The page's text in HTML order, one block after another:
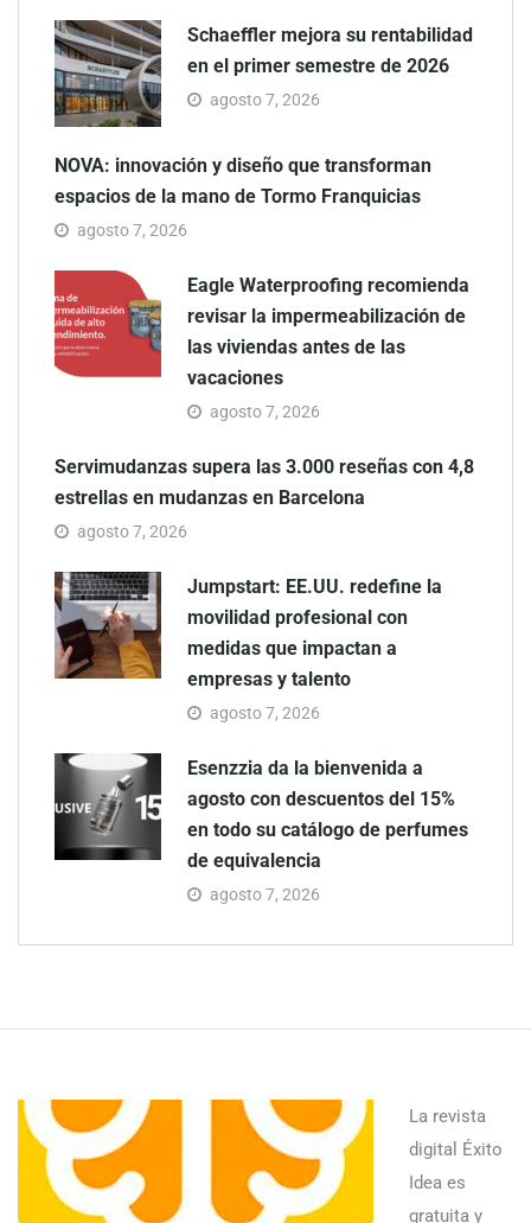
Schaeffler mejora su rentabilidad
en el primer semestre de 2026
agosto 7, 2026
NOVA: innovación y diseño que transforman
espacios de la mano de Tormo Franquicias
agosto 7, 2026
Eagle Waterproofing recomienda
revisar la impermeabilización de
las viviendas antes de las
vacaciones
agosto 7, 2026
Servimudanzas supera las 3.000 reseñas con 4,8
estrellas en mudanzas en Barcelona
agosto 7, 2026
Jumpstart: EE.UU. redefine la
movilidad profesional con
medidas que impactan a
empresas y talento
agosto 7, 2026
Esenzzia da la bienvenida a
agosto con descuentos del 15%
en todo su catálogo de perfumes
de equivalencia
agosto 7, 2026
La revista
digital Éxito
Idea es
gratuita y